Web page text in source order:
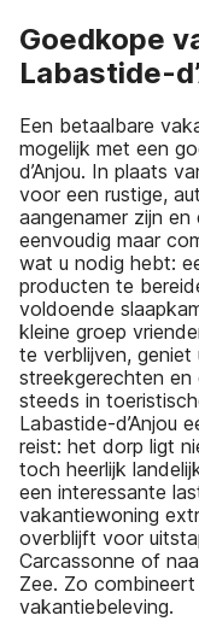
Goedkope
Labastide-
Een betaalbare
mogelijk met een
d’Anjou. In plaats
voor een rustige,
aangenamer zijn
eenvoudig maar
wat u nodig hebt:
producten te
voldoende
kleine groep
te verblijven, geniet
streekgerechten
steeds in
Labastide-d’Anjou
reist: het dorp ligt
toch heerlijk
een interessante
vakantiewoning
overblijft voor
Carcassonne of
Zee. Zo
vakantiebeleving.